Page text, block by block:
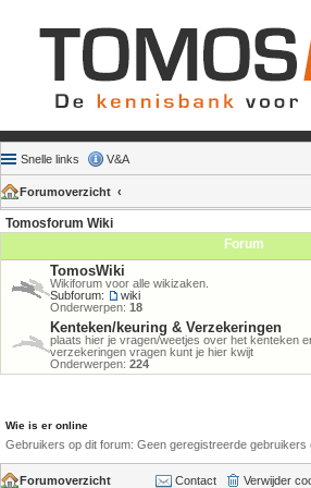
Snelle links V&A
Forumoverzicht
Tomosforum Wiki
Forum
TomosWiki
Wikiforum voor alle wikizaken.
Subforum:
wiki
Onderwerpen: 18
Kenteken/keuring & Verzekeringen
plaats hier je vragen/weetjes over het kenteken
verzekeringen vragen kunt je hier kwijt
Onderwerpen: 224
Wie is er online
Gebruikers op dit forum: Geen geregistreerde gebruikers
Forumoverzicht Verwijder
Contact